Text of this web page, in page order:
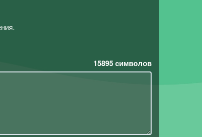
15895символов